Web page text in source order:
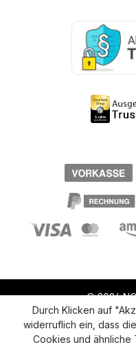
© 2026
Vertrag widerrufen
Durch Klicken auf
widerruflich ein, dass
Cookies und ähnliche